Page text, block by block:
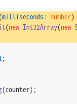
milliseconds: number)
(new Int32Array(new
;
(counter);